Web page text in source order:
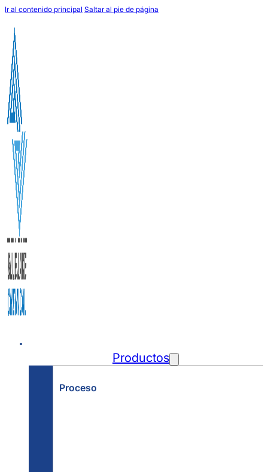
Ir al contenido principal Saltar al pie de página
Productos
Proceso